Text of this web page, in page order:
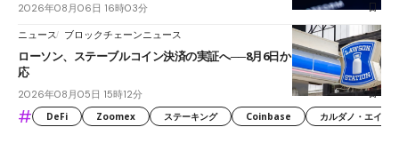
2026年08月06日 16時03分
ニュース ブロックチェーンニュース
ローソン、ステーブルコイン決済の実証へ──8月6日からJPYCやUSDC対
応
2026年08月05日 15時12分
# DeFi Zoomex ステーキング Coinbase カルダノ・エイ